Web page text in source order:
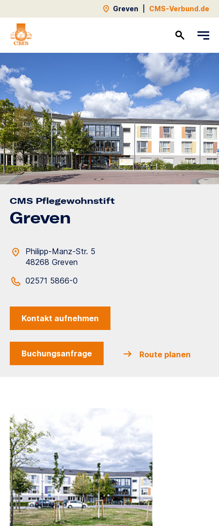
Greven CMS-Verbund.de
CMS Pflegewohnstift
Greven
Philipp-Manz-Str. 5
48268 Greven
02571 5866-0
Kontakt aufnehmen
Buchungsanfrage Route planen